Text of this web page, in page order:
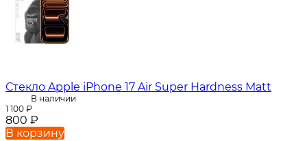
Стекло Apple iPhone 17 Air Super Hardness Matt
В наличии
1 100 ₽
800 ₽
В корзину